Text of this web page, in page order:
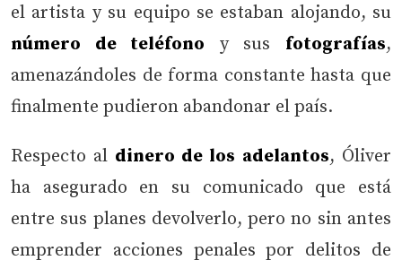
el artista y su equipo se estaban alojando, su
número de teléfono y sus fotografías,
amenazándoles de forma constante hasta que
finalmente pudieron abandonar el país.
Respecto al dinero de los adelantos, Óliver
ha asegurado en su comunicado que está
entre sus planes devolverlo, pero no sin antes
emprender acciones penales por delitos de